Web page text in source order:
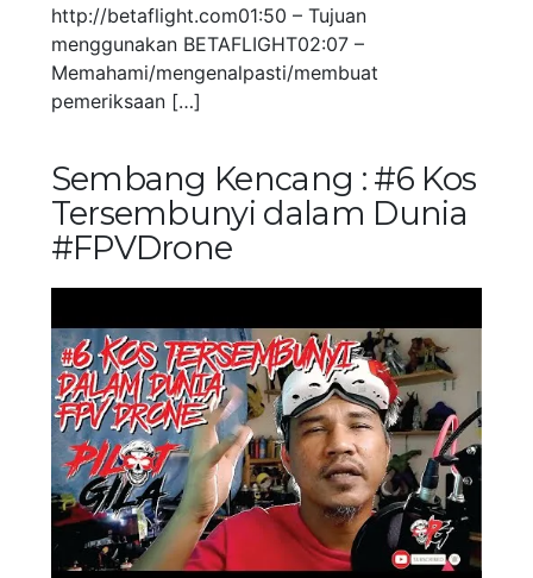
http://betaflight.com01:50 – Tujuan
menggunakan BETAFLIGHT02:07 –
Memahami/mengenalpasti/membuat
pemeriksaan […]
Sembang Kencang : #6 Kos
Tersembunyi dalam Dunia
#FPVDrone